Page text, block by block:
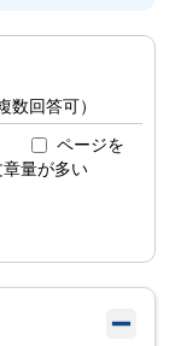
数回答可）
ページを
章量が多い